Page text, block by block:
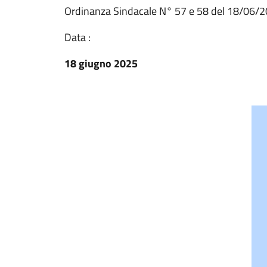
Ordinanza Sindacale N° 57 e 58 del 18/06/
Data :
18 giugno 2025